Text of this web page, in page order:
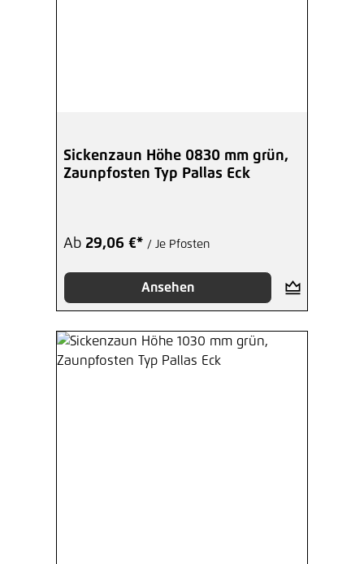
Sickenzaun Höhe 0830 mm grün,
Zaunpfosten Typ Pallas Eck
Ab 29,06 €* / Je Pfosten
Ansehen